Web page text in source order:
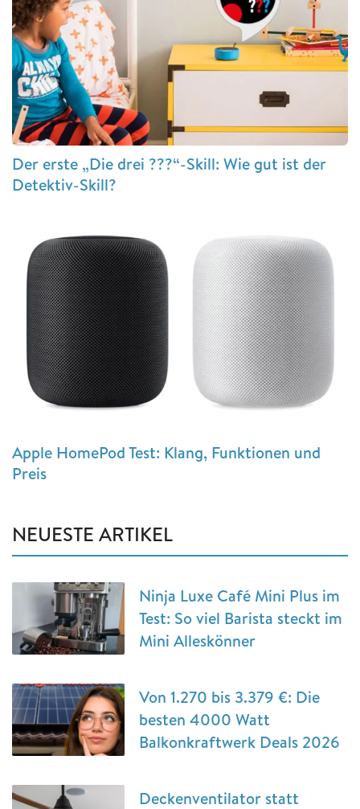
Der erste „Die drei ???“-Skill: Wie gut ist der
Detektiv-Skill?
Apple HomePod Test: Klang, Funktionen und
Preis
NEUESTE ARTIKEL
Ninja Luxe Café Mini Plus im
Test: So viel Barista steckt im
Mini Alleskönner
Von 1.270 bis 3.379 €: Die
besten 4000 Watt
Balkonkraftwerk Deals 2026
Deckenventilator statt